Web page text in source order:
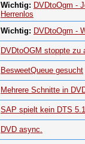
Wichtig: DVDtoOgm -
Herrenlos
Wichtig: DVDtoOgm -
DVDtoOGM stoppte zu
BesweetQueue gesucht
Mehrere Schnitte in
SAP spielt kein DTS 5.1
DVD async.